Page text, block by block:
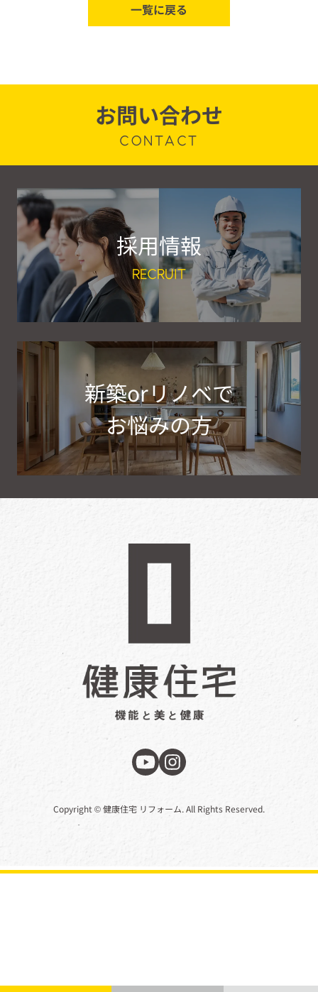
一覧に戻る
お問い合わせ
CONTACT
採用情報
RECRUIT
新築orリノベで
お悩みの方
Copyright © 健康住宅 リフォーム. All Rights Reserved.